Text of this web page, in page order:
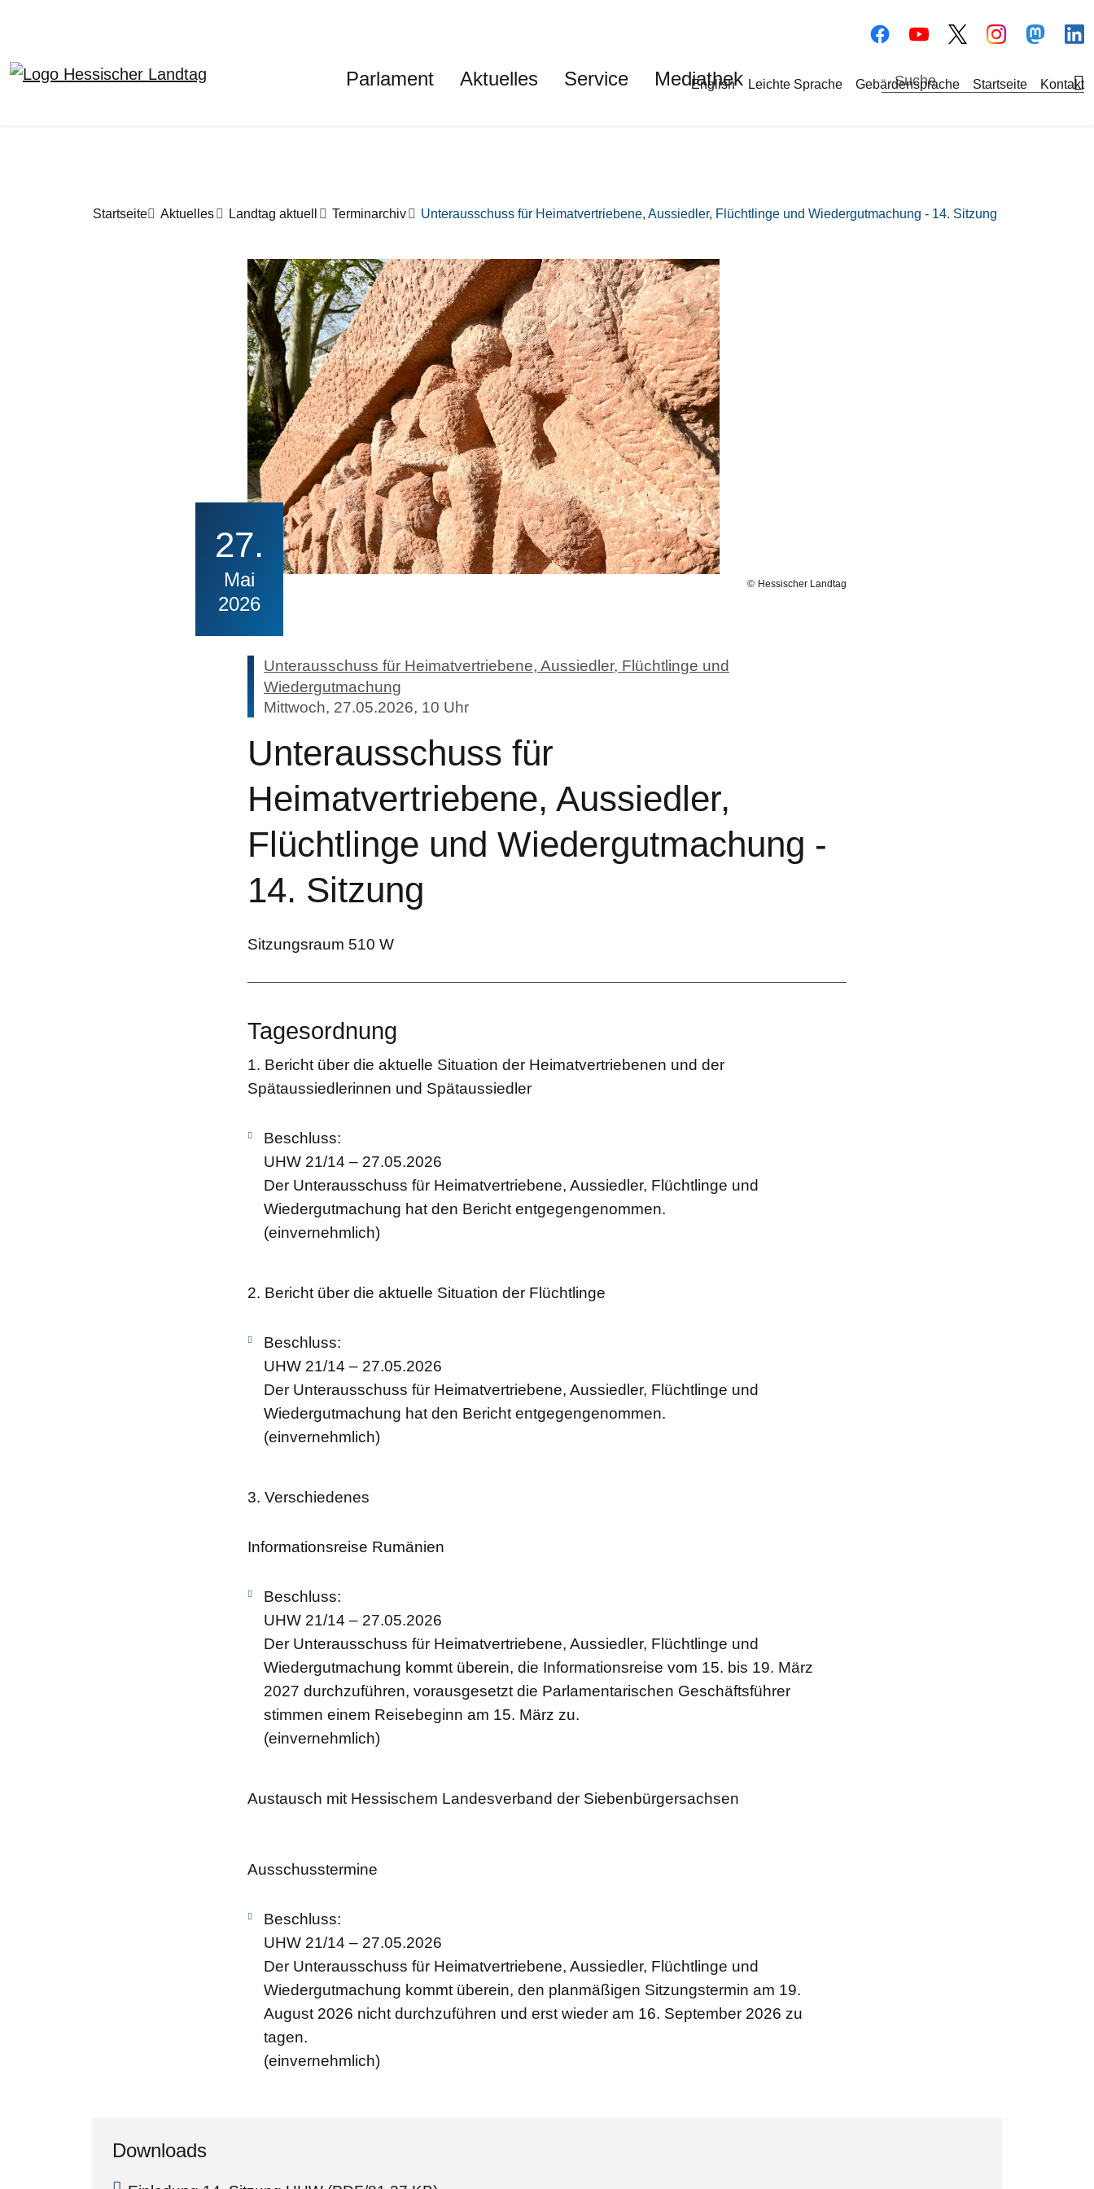
BilddateiBilddatei
Meta-Navigation
English Leichte Sprache Gebärdensprache Startseite Kontakt
Hauptnavigation
Parlament Aktuelles Service Mediathek
Pfadnavigation
Startseite Aktuelles Landtag aktuell Terminarchiv Unterausschuss für Heimatvertriebene, Aussiedler, Flüchtlinge und Wiedergutmachung - 14. Sitzung
Bilddatei
Hessischer Landtag
27
Mai
2026
Unterausschuss für Heimatvertriebene, Aussiedler, Flüchtlinge und
Wiedergutmachung
Mittwoch, 27.05.2026, 10 Uhr
Unterausschuss für
Heimatvertriebene, Aussiedler,
Flüchtlinge und Wiedergutmachung -
14. Sitzung
Sitzungsraum 510 W
Tagesordnung
1. Bericht über die aktuelle Situation der Heimatvertriebenen und der
Spätaussiedlerinnen und Spätaussiedler
Beschluss:
UHW 21/14 – 27.05.2026
Der Unterausschuss für Heimatvertriebene, Aussiedler, Flüchtlinge und
Wiedergutmachung hat den Bericht entgegengenommen.
(einvernehmlich)
2. Bericht über die aktuelle Situation der Flüchtlinge
Beschluss:
UHW 21/14 – 27.05.2026
Der Unterausschuss für Heimatvertriebene, Aussiedler, Flüchtlinge und
Wiedergutmachung hat den Bericht entgegengenommen.
(einvernehmlich)
3. Verschiedenes
Informationsreise Rumänien
Beschluss:
UHW 21/14 – 27.05.2026
Der Unterausschuss für Heimatvertriebene, Aussiedler, Flüchtlinge und
Wiedergutmachung kommt überein, die Informationsreise vom 15. bis 19. März
2027 durchzuführen, vorausgesetzt die Parlamentarischen Geschäftsführer
stimmen einem Reisebeginn am 15. März zu.
(einvernehmlich)
Austausch mit Hessischem Landesverband der Siebenbürgersachsen
Ausschusstermine
Beschluss:
UHW 21/14 – 27.05.2026
Der Unterausschuss für Heimatvertriebene, Aussiedler, Flüchtlinge und
Wiedergutmachung kommt überein, den planmäßigen Sitzungstermin am 19.
August 2026 nicht durchzuführen und erst wieder am 16. September 2026 zu
tagen.
(einvernehmlich)
Downloads